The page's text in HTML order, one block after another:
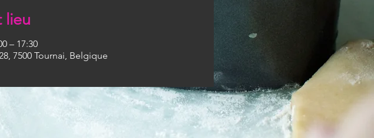
lieu
– 17:30
7500 Tournai, Belgique